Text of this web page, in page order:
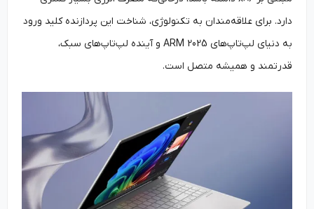
دارد. برای علاقه‌مندان به تکنولوژی، شناخت این پردازنده کلید ورود
به دنیای لپ‌تاپ‌های ARM 2025 و آینده لپ‌تاپ‌های سبک،
قدرتمند و همیشه متصل است.